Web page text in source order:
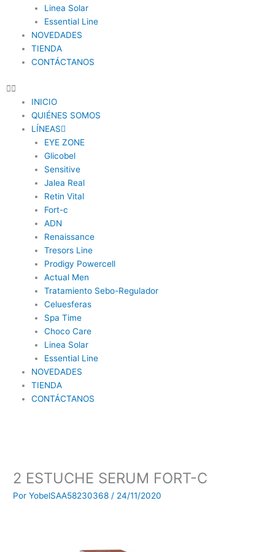
Linea Solar
Essential Line
NOVEDADES
TIENDA
CONTÁCTANOS
INICIO
QUIÉNES SOMOS
LÍNEAS
EYE ZONE
Glicobel
Sensitive
Jalea Real
Retin Vital
Fort-c
ADN
Renaissance
Tresors Line
Prodigy Powercell
Actual Men
Tratamiento Sebo-Regulador
Celuesferas
Spa Time
Choco Care
Linea Solar
Essential Line
NOVEDADES
TIENDA
CONTÁCTANOS
2 ESTUCHE SERUM FORT-C
PorYobelSAA58230368 / 24/11/2020